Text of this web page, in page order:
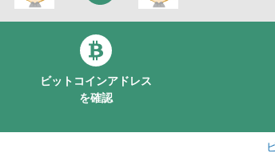
ビットコインアドレス
を確認